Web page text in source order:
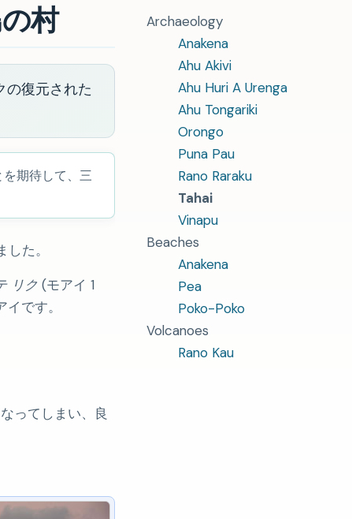
Archaeology
Anakena
Ahu Akivi
Ahu Huri A Urenga
Ahu Tongariki
Orongo
Puna Pau
Rano Raraku
Tahai
Vinapu
Beaches
Anakena
Pea
Poko-Poko
Volcanoes
Rano Kau
村
の復元された
期待して、三
た。
リク (モアイ 1
です。
ってしまい、良